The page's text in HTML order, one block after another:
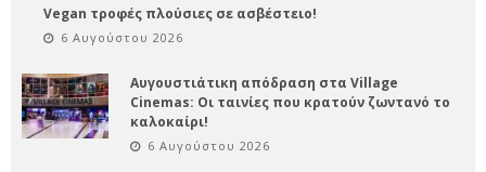
Vegan τροφές πλούσιες σε ασβέστειο!
6 Αυγούστου 2026
Αυγουστιάτικη απόδραση στα Village
Cinemas: Οι ταινίες που κρατούν ζωντανό το
καλοκαίρι!
6 Αυγούστου 2026